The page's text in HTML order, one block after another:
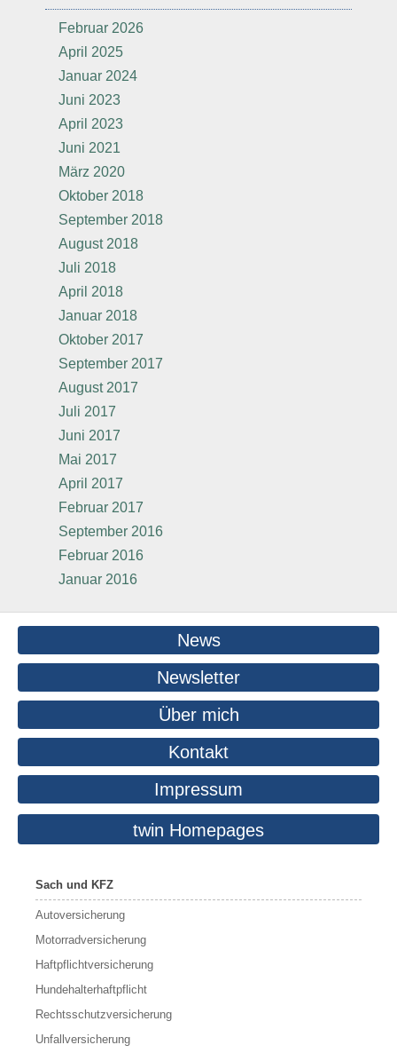
Februar 2026
April 2025
Januar 2024
Juni 2023
April 2023
Juni 2021
März 2020
Oktober 2018
September 2018
August 2018
Juli 2018
April 2018
Januar 2018
Oktober 2017
September 2017
August 2017
Juli 2017
Juni 2017
Mai 2017
April 2017
Februar 2017
September 2016
Februar 2016
Januar 2016
News
Newsletter
Über mich
Kontakt
Impressum
twin Homepages
Sach und KFZ
Autoversicherung
Motorradversicherung
Haftpflichtversicherung
Hundehalterhaftpflicht
Rechtsschutzversicherung
Unfallversicherung